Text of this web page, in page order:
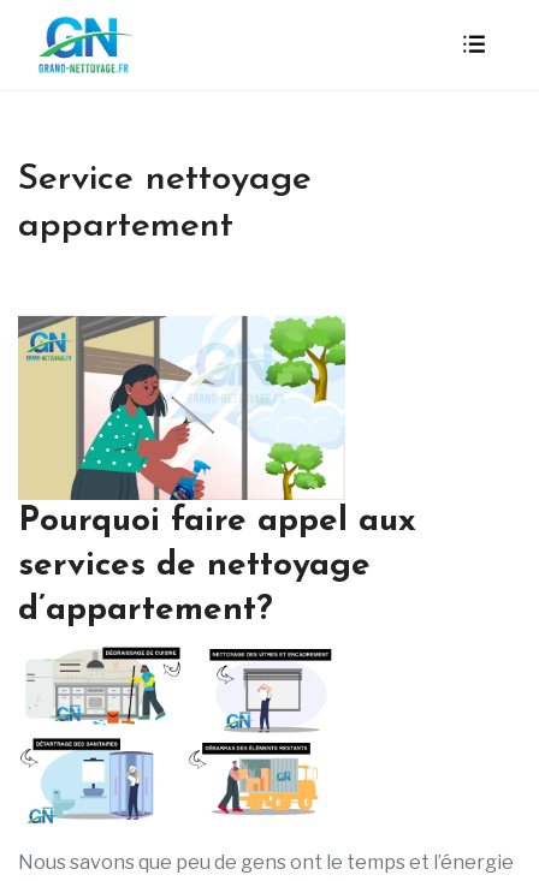
Service nettoyage
appartement
Pourquoi faire appel aux
services de nettoyage
d’appartement?
Nous savons que peu de gens ont le temps et l’énergie